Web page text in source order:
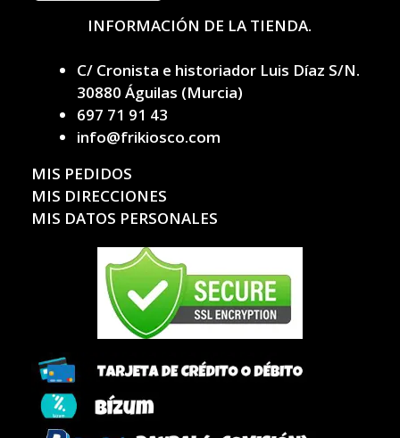
INFORMACIÓN DE LA TIENDA.
C/ Cronista e historiador Luis Díaz S/N.
30880 Águilas (Murcia)
697 71 91 43
info@frikiosco.com
MIS PEDIDOS
MIS DIRECCIONES
MIS DATOS PERSONALES